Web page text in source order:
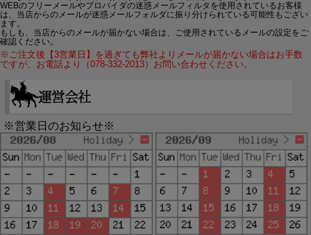
WEBのフリーメールやプロバイダの迷惑メールフィルタを使用されているお客様
は、当店からのメールが迷惑メールフォルダに振り分けられている可能性もござい
ます。
もしも、当店からのメールが届かない場合は、ご使用されているメールの設定をご
確認ください。
※ご注文後【3営業日】を過ぎても弊社よりメールが届かない場合はお手数
ですが、お電話より（078-332-2013）お問い合わせください。
※営業日のお知らせ※